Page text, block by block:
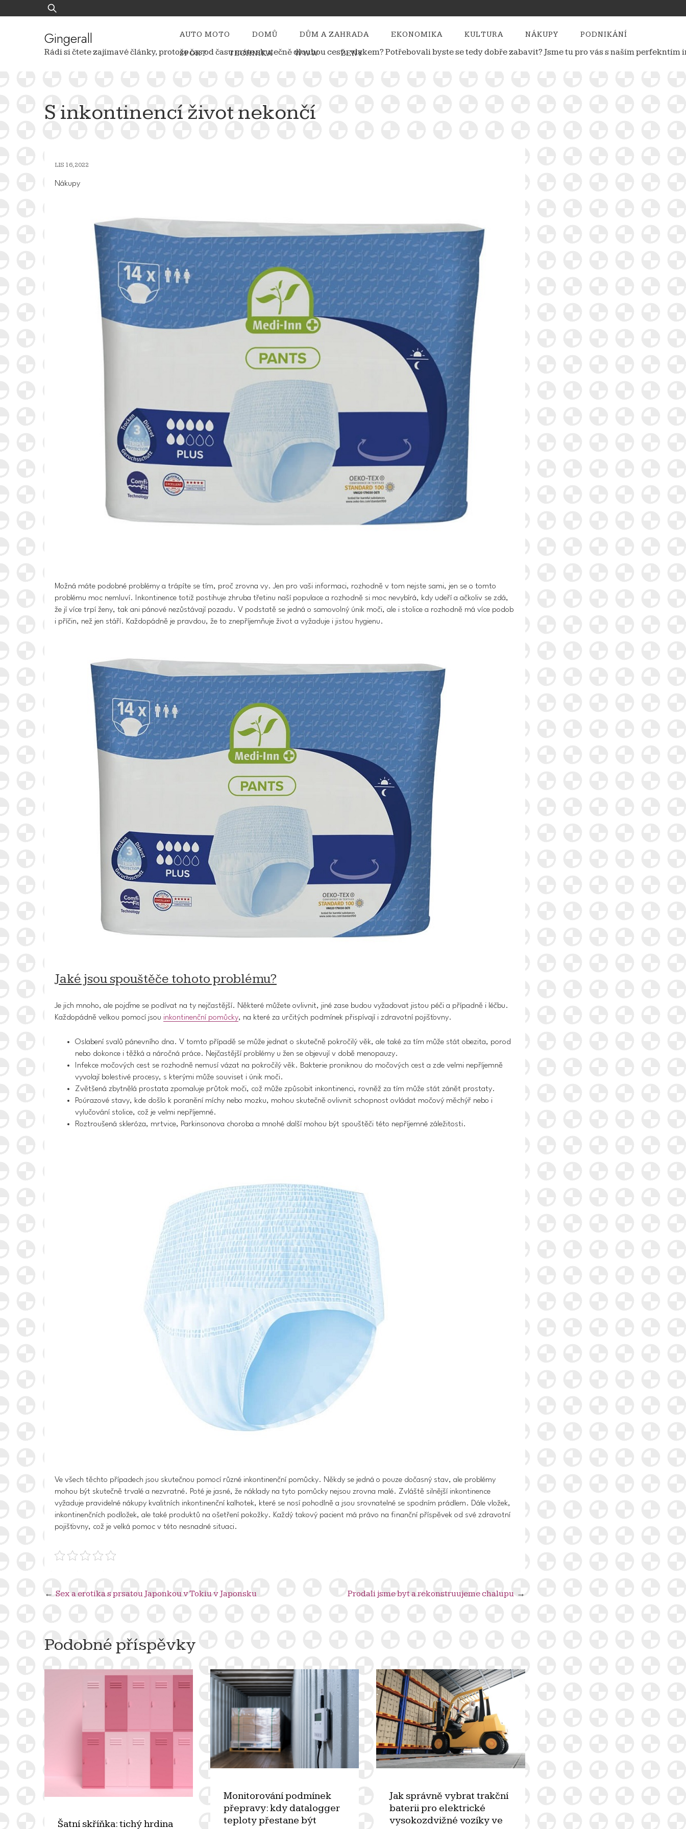
to
Vyhledávání
Gingerall
Rádi si čtete zajímavé články, protože čas od času máte skutečně dlouhou cestu vlakem? Potřebovali byste se tedy dobře zabavit? Jsme tu pro vás s naším
AUTO MOTO DOMŮ DŮM A ZAHRADA EKONOMIKA KULTURA NÁKUPY
PODNIKÁNÍ
SPORT
TECHNIKA WWW ŽENY
S inkontinencí život nekončí
LIS 16, 2022
Nákupy
Možná máte podobné problémy a trápíte se tím, proč zrovna vy. Jen pro vaši informaci, rozhodně v tom nejste sami, jen se o tomto
problému moc nemluví. Inkontinence totiž postihuje zhruba třetinu naší populace a rozhodně si moc nevybírá, kdy udeří a ačkoliv se zdá,
že jí více trpí ženy, tak ani pánové nezůstávají pozadu. V podstatě se jedná o samovolný únik moči, ale i stolice a rozhodně má více podob
i příčin, než jen stáří. Každopádně je pravdou, že to znepříjemňuje život a vyžaduje i jistou hygienu.
Jaké jsou spouštěče tohoto problému?
Je jich mnoho, ale pojďme se podívat na ty nejčastější. Některé můžete ovlivnit, jiné zase budou vyžadovat jistou péči a případně i léčbu.
Každopádně velkou pomocí jsou inkontinenční pomůcky, na které za určitých podmínek přispívají i zdravotní pojišťovny.
Oslabení svalů pánevního dna. V tomto případě se může jednat o skutečně pokročilý věk, ale také za tím může stát obezita, porod
nebo dokonce i těžká a náročná práce. Nejčastější problémy u žen se objevují v době menopauzy.
Infekce močových cest se rozhodně nemusí vázat na pokročilý věk. Bakterie proniknou do močových cest a zde velmi nepříjemně
vyvolají bolestivé procesy, s kterými může souviset i únik moči.
Zvětšená zbytnělá prostata zpomaluje průtok moči, což může způsobit inkontinenci, rovněž za tím může stát zánět prostaty.
Poúrazové stavy, kde došlo k poranění míchy nebo mozku, mohou skutečně ovlivnit schopnost ovládat močový měchýř nebo i
vylučování stolice, což je velmi nepříjemné.
Roztroušená skleróza, mrtvice, Parkinsonova choroba a mnohé další mohou být spouštěči této nepříjemné záležitosti.
Ve všech těchto případech jsou skutečnou pomocí různé inkontinenční pomůcky. Někdy se jedná o pouze dočasný stav, ale problémy
mohou být skutečně trvalé a nezvratné. Poté je jasné, že náklady na tyto pomůcky nejsou zrovna malé. Zvláště silnější inkontinence
vyžaduje pravidelné nákupy kvalitních inkontinenční kalhotek, které se nosí pohodlně a jsou srovnatelné se spodním prádlem. Dále vložek,
inkontinenčních podložek, ale také produktů na ošetření pokožky. Každý takový pacient má právo na finanční příspěvek od své zdravotní
pojišťovny, což je velká pomoc v této nesnadné situaci.
Navigace
příspěvek
Sex a erotika s prsatou Japonkou v Tokiu v Japonsku Prodali jsme byt a rekonstruujeme chalupu
Podobné příspěvky
Šatní skříňka: tichý hrdina
Monitorování podmínek
přepravy: kdy datalogger
teploty přestane být
Jak správně vybrat trakční
baterii pro elektrické
vysokozdvižné vozíky ve